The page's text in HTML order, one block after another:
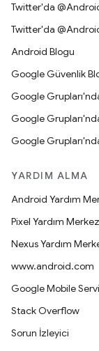
Twitter'da
Twitter'da
Android Blogu
Google Güvenlik
Google
Google
Google
YARDIM ALMA
Android Yardım
Pixel Yardım
Nexus Yardım
www.android.com
Google Mobile
Stack Overflow
Sorun İzleyici